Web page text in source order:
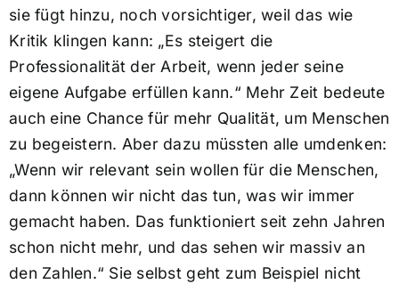
sie fügt hinzu, noch vorsichtiger, weil das wie
Kritik klingen kann: „Es steigert die
Professionalität der Arbeit, wenn jeder seine
eigene Aufgabe erfüllen kann.“ Mehr Zeit bedeute
auch eine Chance für mehr Qualität, um Menschen
zu begeistern. Aber dazu müssten alle umdenken:
„Wenn wir relevant sein wollen für die Menschen,
dann können wir nicht das tun, was wir immer
gemacht haben. Das funktioniert seit zehn Jahren
schon nicht mehr, und das sehen wir massiv an
den Zahlen.“ Sie selbst geht zum Beispiel nicht